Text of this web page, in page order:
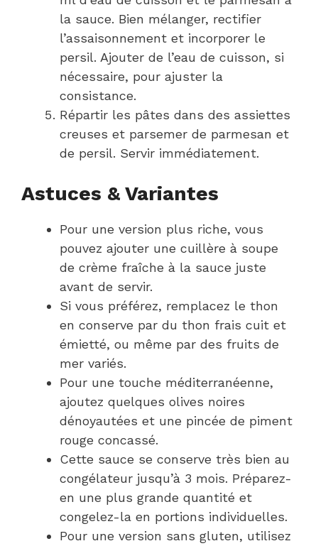
la sauce. Bien mélanger, rectifier
l’assaisonnement et incorporer le
persil. Ajouter de l’eau de cuisson, si
nécessaire, pour ajuster la
consistance.
Répartir les pâtes dans des assiettes
creuses et parsemer de parmesan et
de persil. Servir immédiatement.
Astuces & Variantes
Pour une version plus riche, vous
pouvez ajouter une cuillère à soupe
de crème fraîche à la sauce juste
avant de servir.
Si vous préférez, remplacez le thon
en conserve par du thon frais cuit et
émietté, ou même par des fruits de
mer variés.
Pour une touche méditerranéenne,
ajoutez quelques olives noires
dénoyautées et une pincée de piment
rouge concassé.
Cette sauce se conserve très bien au
congélateur jusqu’à 3 mois. Préparez-
en une plus grande quantité et
congelez-la en portions individuelles.
Pour une version sans gluten, utilisez